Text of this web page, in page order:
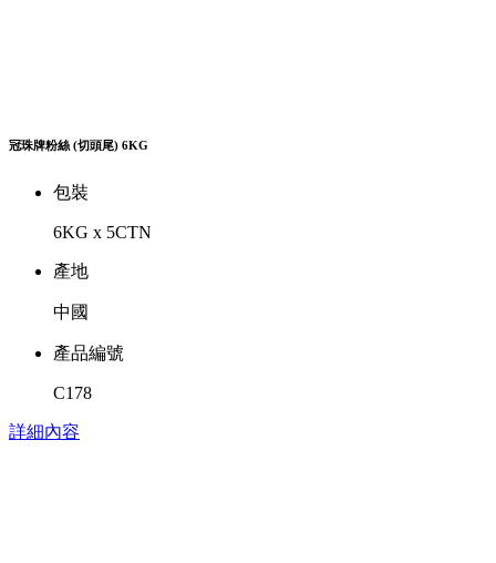
冠珠牌粉絲 (切頭尾) 6KG
包裝
6KG x 5CTN
產地
中國
產品編號
C178
詳細內容